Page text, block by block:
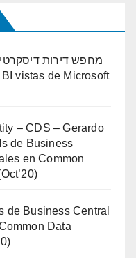
מחפש דירות
vistas de Microsoft
– CDS – Gerardo
de Business
en Common
de Business Central
Data